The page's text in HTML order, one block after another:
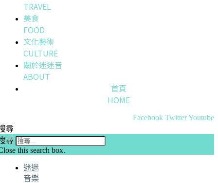
TRAVEL
美食
FOOD
文化藝術
CULTURE
關於迷迷音
ABOUT
首頁
HOME
Facebook TwitterYoutube
尋
尋
this search box.
迷迷
音樂